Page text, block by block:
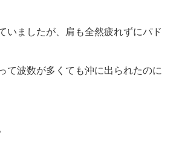
いましたが、肩も全然疲れずにパド
て波数が多くても沖に出られたのに